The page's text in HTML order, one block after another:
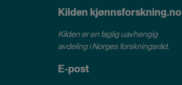
Kilden kjønnsforskning.no
Kilden er en faglig uavhengig
avdeling iNorges forskningsråd.
E-post